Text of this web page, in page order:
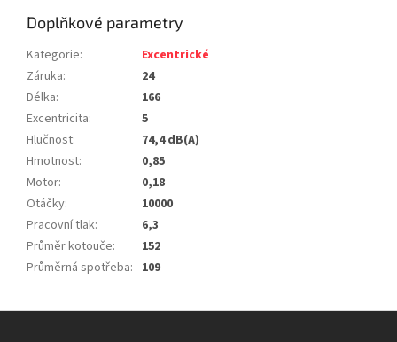
Doplňkové parametry
Kategorie:
Excentrické
Záruka:
24
Délka:
166
Excentricita:
5
Hlučnost:
74,4 dB(A)
Hmotnost:
0,85
Motor:
0,18
Otáčky:
10000
Pracovní tlak:
6,3
Průměr kotouče:
152
Průměrná spotřeba: 109